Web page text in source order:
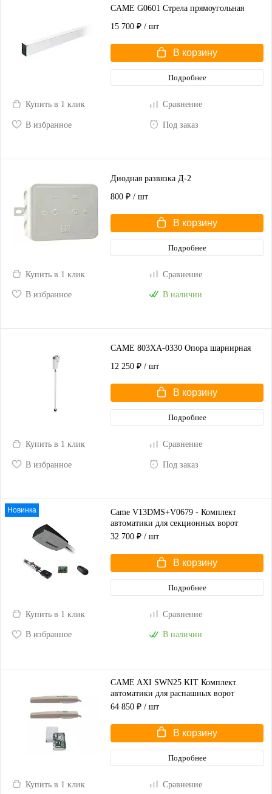
CAME G0601 Стрела прямоугольная
15 700 ₽ / шт
В корзину
Подробнее
Купить в 1 клик Сравнение
В избранное Под заказ
Диодная развязка Д-2
800 ₽ / шт
В корзину
Подробнее
Купить в 1 клик Сравнение
В избранное В наличии
CAME 803XA-0330 Опора шарнирная
12 250 ₽ / шт
В корзину
Подробнее
Купить в 1 клик Сравнение
В избранное Под заказ
Новинка
Came V13DMS+V0679 - Комплект
автоматики для секционных ворот
высотой до 2,25 м
32 700 ₽ / шт
В корзину
Подробнее
Купить в 1 клик Сравнение
В избранное В наличии
CAME AXI SWN25 KIT Комплект
автоматики для распашных ворот
(корпус серый)
64 850 ₽ / шт
В корзину
Подробнее
Купить в 1 клик Сравнение